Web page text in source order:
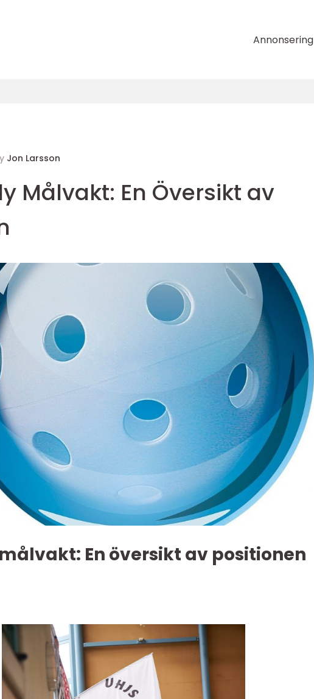
Annonsering
Jon Larsson
Målvakt: En Översikt av
En översikt av positionen